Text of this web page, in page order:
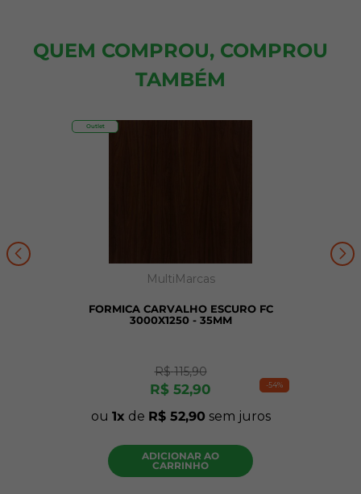
QUEM COMPROU, COMPROU
TAMBÉM
-54%
Outlet
MultiMarcas
FORMICA CARVALHO ESCURO FC
3000X1250 - 35MM
R$ 115,90
R$ 52,90
ou 1 de R$ 52,90 sem juros
ADICIONAR AO
CARRINHO